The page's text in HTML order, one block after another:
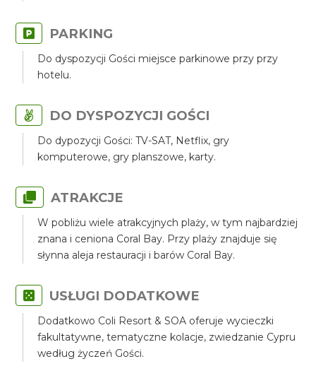
PARKING
Do dyspozycji Gości miejsce parkinowe przy przy
hotelu.
DO DYSPOZYCJI GOŚCI
Do dypozycji Gości: TV-SAT, Netflix, gry
komputerowe, gry planszowe, karty.
ATRAKCJE
W pobliżu wiele atrakcyjnych plaży, w tym najbardziej
znana i ceniona Coral Bay. Przy plaży znajduje się
słynna aleja restauracji i barów Coral Bay.
USŁUGI DODATKOWE
Dodatkowo Coli Resort & SOA oferuje wycieczki
fakultatywne, tematyczne kolacje, zwiedzanie Cypru
według życzeń Gości.